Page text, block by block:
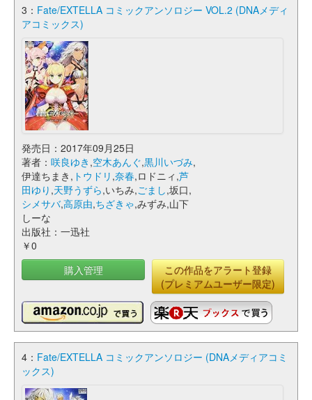
3： Fate/EXTELLA コミックアンソロジー VOL.2 (DNAメディ
アコミックス)
発売日：2017年09月25日
著者： 咲良ゆき ,空木あんぐ,黒川いづみ,
伊達ちまき, トウドリ ,奈春,ロドニィ,芦
田ゆり ,天野うずら,いちみ,ごまし,坂口,
シメサバ,高原由,ちざきゃ,みずみ,山下
しーな
出版社：一迅社
￥0
購入管理
この作品をアラート登録
(プレミアムユーザー限定)
4： Fate/EXTELLA コミックアンソロジー (DNAメディアコミ
ックス)